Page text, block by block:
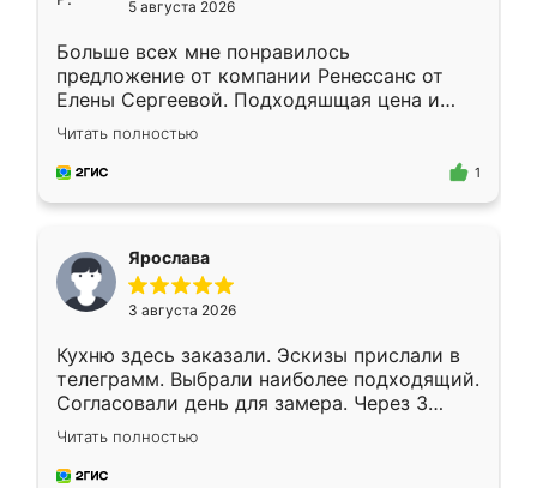
5 августа 2026
Больше всех мне понравилось
предложение от компании Ренессанс от
Елены Сергеевой. Подходяшщая цена и
короткие сроки изготовления. Приехавший
для замера сотрудник Владислав
предложил по моему эскизу самый
Читать полностью
1
Ярослава
3 августа 2026
Кухню здесь заказали. Эскизы прислали в
телеграмм. Выбрали наиболее подходящий.
Согласовали день для замера. Через 3
недели кухня была уже готова. Остались
довольны работой. Спасибо Ренессанс
мебель за качественную работу!
Читать полностью